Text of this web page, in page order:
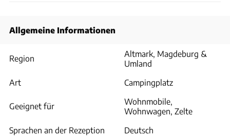
Allgemeine Informationen
Region
Altmark, Magdeburg &
Umland
Art
Campingplatz
Geeignet für
Wohnmobile,
Wohnwagen, Zelte
Sprachen an der Rezeption
Deutsch